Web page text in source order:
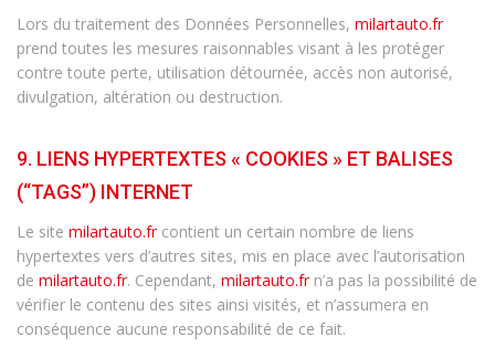
Lors du traitement des Données Personnelles, milartauto.fr
prend toutes les mesures raisonnables visant à les protéger
contre toute perte, utilisation détournée, accès non autorisé,
divulgation, altération ou destruction.
9. LIENS HYPERTEXTES « COOKIES » ET BALISES
(“TAGS”) INTERNET
Le site milartauto.frcontient un certain nombre de liens
hypertextes vers d’autres sites, mis en place avec l’autorisation
de milartauto.fr. Cependant, milartauto.frn’a pas la possibilité de
vérifier le contenu des sites ainsi visités, et n’assumera en
conséquence aucune responsabilité de ce fait.